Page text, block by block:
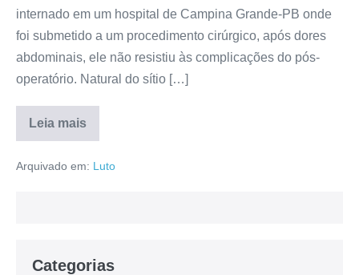
internado em um hospital de Campina Grande-PB onde
foi submetido a um procedimento cirúrgico, após dores
abdominais, ele não resistiu às complicações do pós-
operatório. Natural do sítio […]
Leia mais
Arquivado em: Luto
Categorias